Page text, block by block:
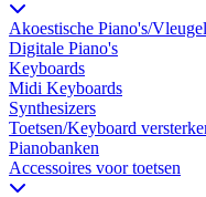
Akoestische Piano's/
Digitale Piano's
Keyboards
Midi Keyboards
Synthesizers
Toetsen/Keyboard
Pianobanken
Accessoires voor toetsen